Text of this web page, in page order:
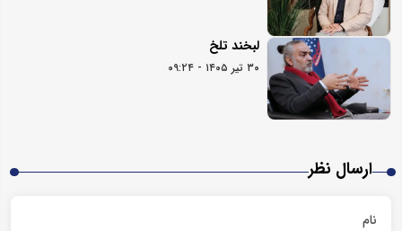
لبخند تلخ
۳۰ تیر ۱۴۰۵ - ۰۹:۲۴
ارسال نظر
نام